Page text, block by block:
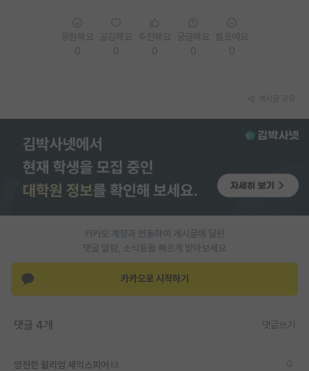
장학금/장학생 게시판
학술 정보 게시판
홍보 게시판
커리어
이벤트
재팬라운지 🌸
카카오 계정과 연동하여 게시글에 달린
댓글 알람, 소식등을 빠르게 받아보세요
카카오로 시작하기
댓글 4개 댓글쓰기
얌전한 윌리엄 셰익스피어